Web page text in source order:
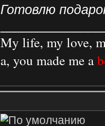
Готовлю
My life, my love,
a, you made me a